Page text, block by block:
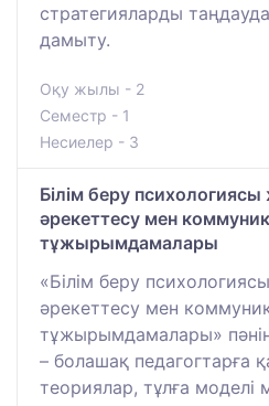
стратегияларды
дамыту.
Оқу жылы - 2
Семестр - 1
Несиелер - 3
Білім беру
әрекеттесу мен
тұжырымдамалары
«Білім беру
әрекеттесу мен
тұжырымдамалары»
– болашақ педагогтарға
теориялар, тұлға моделі